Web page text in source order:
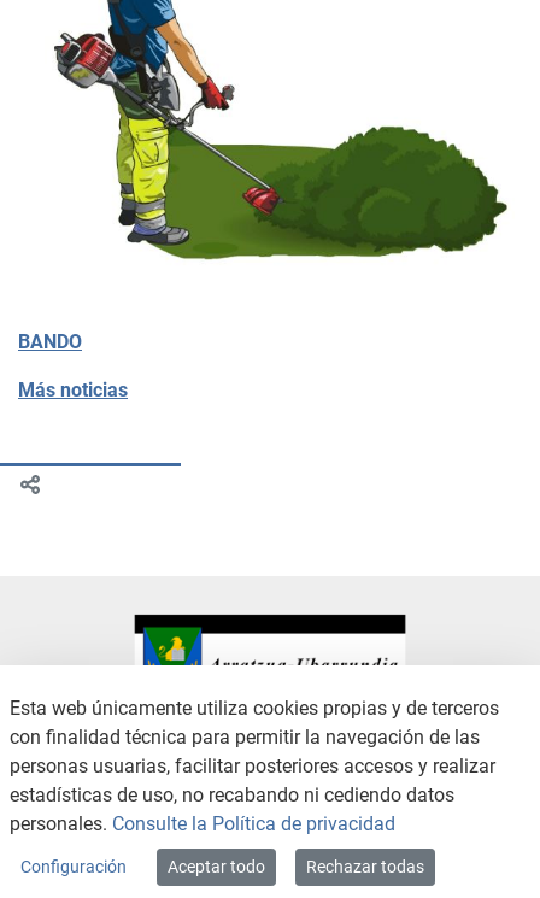
BANDO
Más noticias
Copyright © 2026 / Excmo. arratzua | Todos los derechos reservados.
Esta web únicamente utiliza cookies propias y de terceros
con finalidad técnica para permitir la navegación de las
personas usuarias, facilitar posteriores accesos y realizar
estadísticas de uso, no recabando ni cediendo datos
personales. Consulte la Política de privacidad
Configuración Aceptar todo Rechazar todas